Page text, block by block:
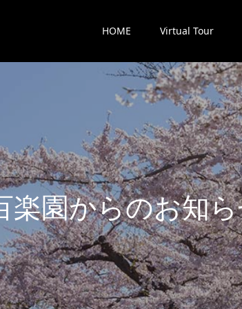
HOME Virtual Tour
楽園からのお知ら